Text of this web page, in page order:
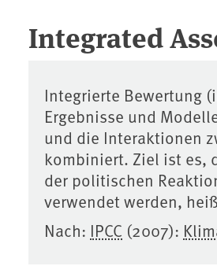
Integrated
Integrierte Bewertung
Ergebnisse und
und die Interaktionen
kombiniert. Ziel ist es,
der politischen
verwendet werden,
Nach: IPCC (2007):